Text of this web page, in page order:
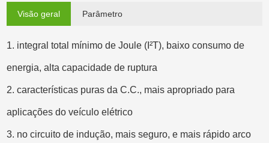
Visão geral Parâmetro
1. integral total mínimo de Joule (I²T), baixo consumo de
energia, alta capacidade de ruptura
2. características puras da C.C., mais apropriado para
aplicações do veículo elétrico
3. no circuito de indução, mais seguro, e mais rápido arco